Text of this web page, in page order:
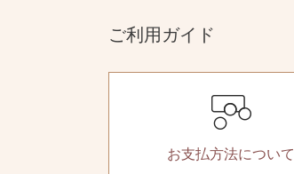
ご利用ガイド
お支払方法について